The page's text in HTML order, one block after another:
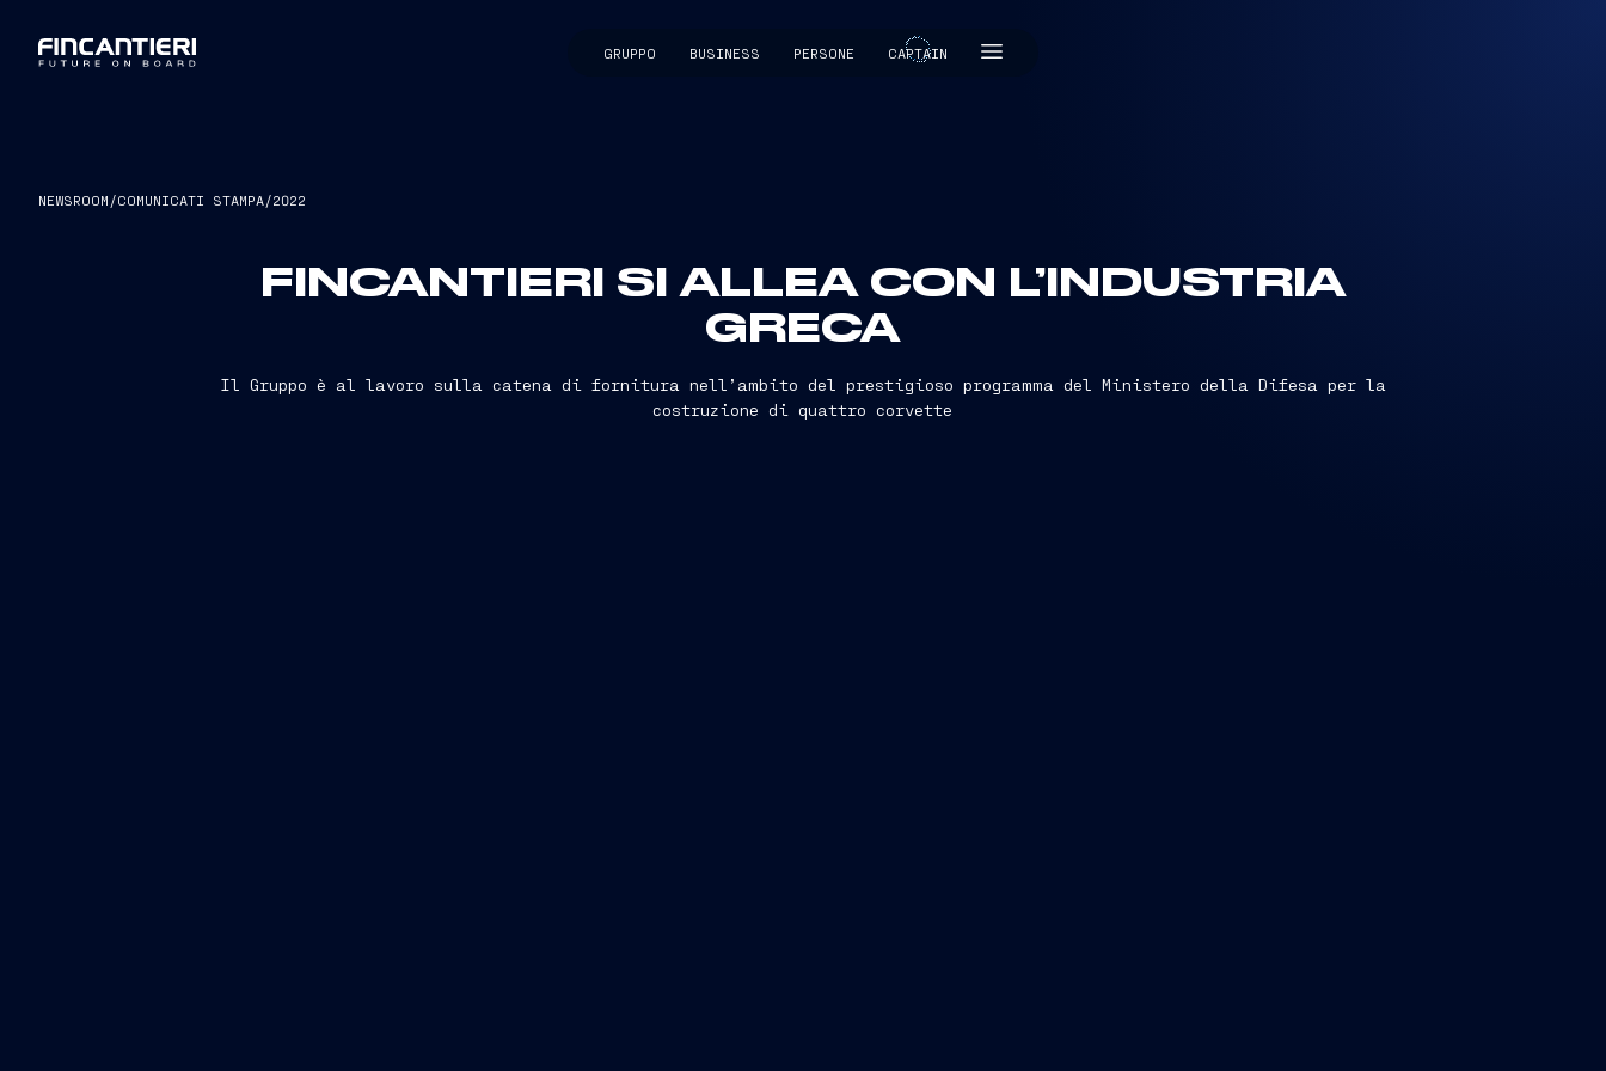
GRUPPO BUSINESS PERSONE CAPTAIN
CAPTAIN
NEWSROOM /COMUNICATI STAMPA/2022
FINCANTIERI SI ALLEA CON L’INDUSTRIA
GRECA
Il Gruppo è al lavoro sulla catena di fornitura nell’ambito del prestigioso programma del Ministero della Difesa per la
costruzione di quattro corvette